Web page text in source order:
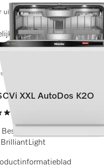
uit voorraad met gratis levering
vaatwasser XXL
XXL AutoDos K2O
op 5
I MaxiComfort
Label Flag, Energielabel